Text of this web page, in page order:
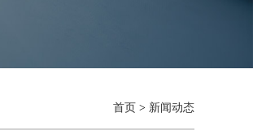
首页 > 新闻动态